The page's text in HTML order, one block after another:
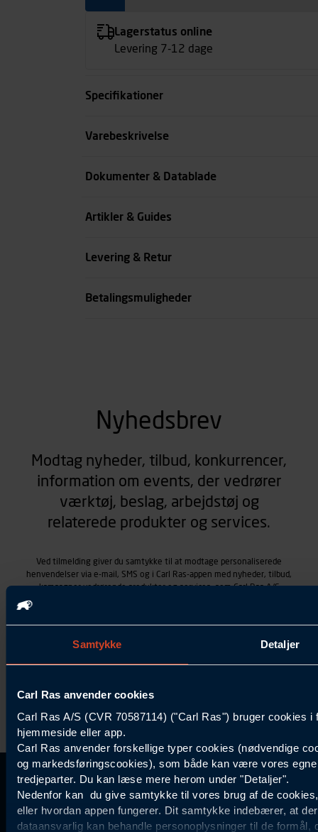
Samtykke Detaljer
Carl Ras anvender cookies
Carl Ras A/S (CVR 70587114) ("Carl Ras") bruger cookies
hjemmeside eller app.
Carl Ras anvender forskellige typer cookies (nødvendige
og markedsføringscookies), som både kan være vores
tredjeparter. Du kan læse mere herom under "Detaljer".
Nedenfor kan du give samtykke til vores brug af de
eller hvordan appen fungerer. Dit samtykke indebærer, at
dataansvarlig kan behandle personoplysninger til de formål,
Lagerstatus online
Levering 7-12 dage
Specifikationer
Størrelse
Varebeskrivelse
Dokumenter & Datablade
Artikler & Guides
Levering & Retur
Betalingsmuligheder
Nyhedsbrev
Modtag nyheder, tilbud, konkurrencer,
information om events, der vedrører
værktøj, beslag, arbejdstøj og
relaterede produkter og services.
Ved tilmelding giver du samtykke til at modtage personaliserede
henvendelser via e-mail, SMS og i Carl Ras-appen med nyheder, tilbud,
kampagner vedrørende produkter og services, som Carl Ras A/S
(besøgs- og søgehistorik), samt dine tidligere køb (købshistorik).
behandle ovennævnte personoplysninger. Du kan trække dit
samtykke tilbage ved at trykke "Afmeld" i bunden af hver
vores persondatapolitik
Kontakt Kundeservice
44 85 55
Information
Carl Ras Gruppen
Om os
Kundefordele
Bliv kontokunde
Services
Inspiration
Specialisten
Produktløsninger